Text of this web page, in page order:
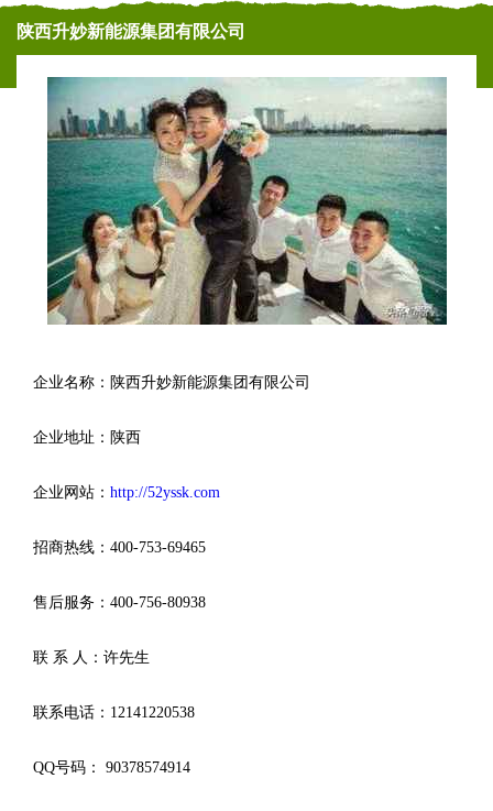
陕西升妙新能源集团有限公司
企业名称：陕西升妙新能源集团有限公司
企业地址：陕西
企业网站： http://52yssk.com
招商热线：400-753-69465
售后服务：400-756-80938
联 系 人：许先生
联系电话：12141220538
QQ号码： 90378574914